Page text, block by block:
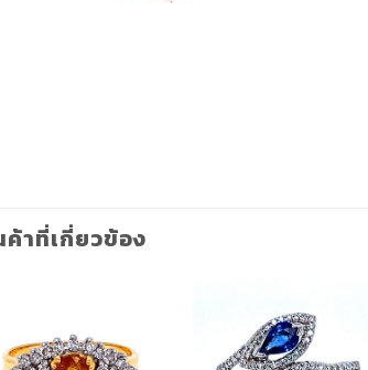
าที่เกี่ยวข้อง
Add to
Wishlist Wishlist